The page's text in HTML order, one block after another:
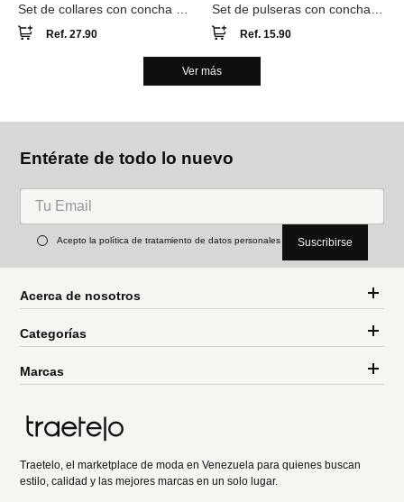
Set de collares con concha y
pescado
Ref. 27.90
Set de pulseras con conchas
y piedras
Ref. 15.90
Ver más
Entérate de todo lo nuevo
Acepto la política de tratamiento de datos personales Suscribirse
Acerca de nosotros
Categorías
Marcas
Traetelo, el marketplace de moda en Venezuela para quienes buscan
estilo, calidad y las mejores marcas en un solo lugar.